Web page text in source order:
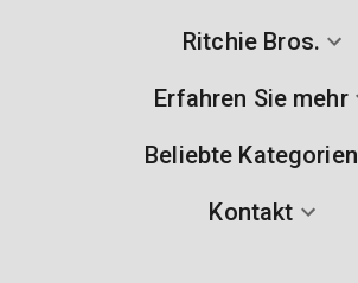
Ritchie Bros.
Erfahren Sie mehr
Beliebte Kategorien
Kontakt